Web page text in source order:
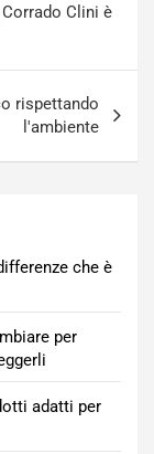
Clini è
rispettando
l'ambiente
che è
per
adatti per